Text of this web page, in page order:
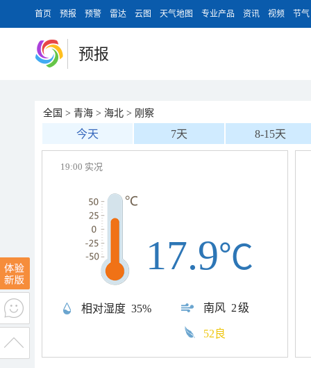
首页 预报 预警 雷达 云图 天气地图 专业产品 资讯 视频 节气
预报
全国 > 青海 > 海北 > 刚察
今天 7天 8-15天
19:00 实况
相对湿度 35% 南风 2级
17.9℃
52良